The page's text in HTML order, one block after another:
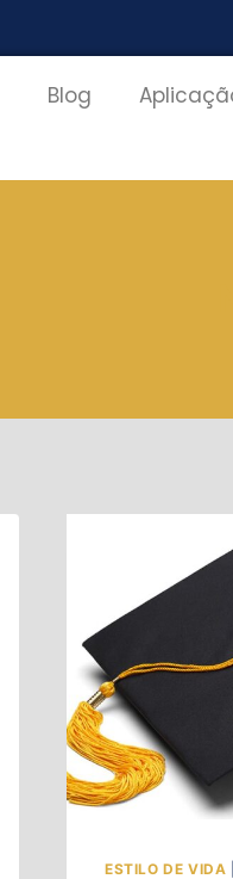
Blog
ESTILO DE VIDA